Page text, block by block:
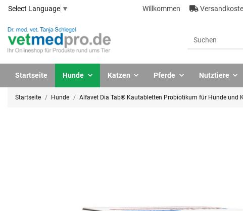
Select Language ▼ Willkommen
Hunde Katzen Pferde Nutztiere
Startseite
Startseite Hunde Alfavet Dia Tab® Kautabletten Probiotikum für Hunde und